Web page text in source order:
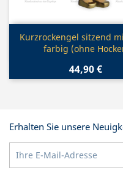
Vorschau
Kurzrockengel sitzend
farbig (ohne
44,90 €
Erhalten Sie unsere